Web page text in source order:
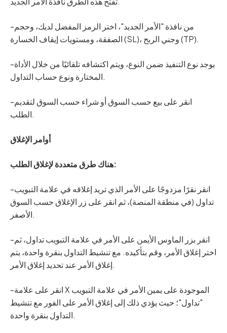
-من نافذة "الأمر الجديد"، اختر الرمز المفضل لديك، وحجم
الصفقة، ومستويات إيقاف الخسارة (SL)، وجني الربح (TP).
-يوجد نوع التنفيذ ضمن النوع، ويتم اكتشافه تلقائيًا من خلال الأداة
المختارة ونوع حساب التداول.
-انقر على بيع حسب السوق أو شراء حسب السوق لتقديم
الطلب.
أوامر الإغلاق
هناك طرق متعددة لإغلاق الطلب:
-انقر نقرًا مزدوجًا على الأمر الذي تريد إغلاقه في علامة التبويب
تداول (في منطقة المنصة)، ثم انقر على زر الإغلاق حسب السوق
الأصفر.
-انقر بزر الماوس الأيمن على الأمر في علامة التبويب تداول، ثم
اختر إغلاق الأمر، وقم بتأكيده. مع تنشيط التداول بنقرة واحدة، يتم
إغلاق الأمر عند تحديد إغلاق الأمر.
-انقر على علامة X الموجودة على يمين الأمر في علامة التبويب
"تداول"؛ حيث يؤدي ذلك إلى إغلاق الأمر على الفور مع تنشيط
التداول بنقرة واحدة.